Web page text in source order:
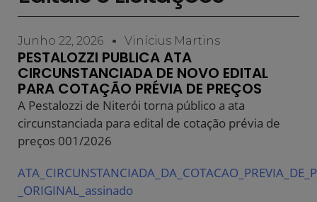
Junho 22, 2026 Vinícius Martins
PESTALOZZI PUBLICA ATA
CIRCUNSTANCIADA DE NOVO EDITAL
PARA COTAÇÃO PRÉVIA DE PREÇOS
A Pestalozzi de Niterói torna público a ata
circunstanciada para edital de cotação prévia de
preços 001/2026
_ORIGINAL_assinado